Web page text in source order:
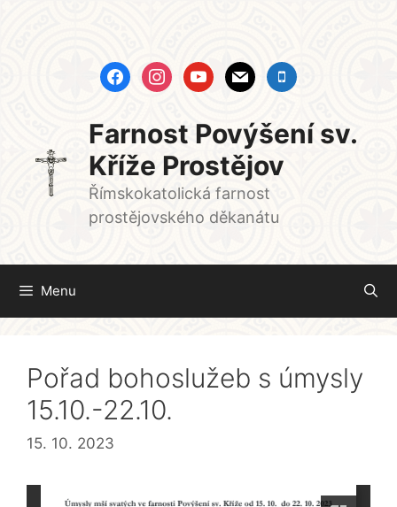
facebookinstagramyoutubemail mobile
Farnost Povýšení sv.
Kříže Prostějov
Římskokatolická farnost
prostějovského děkanátu
Menu
Pořad bohoslužeb s úmysly
15.10.-22.10.
15. 10. 2023